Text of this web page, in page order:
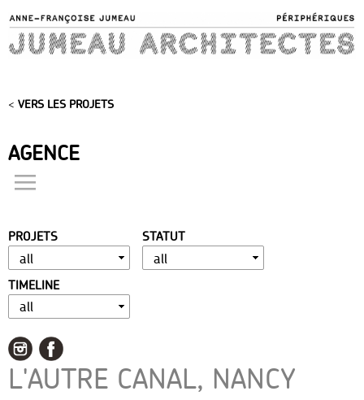
main
content
< VERS LES PROJETS
AGENCE
présentation
distinctions
publications
portfolio
contact
PROJETS STATUT
TIMELINE
L'AUTRE CANAL, NANCY